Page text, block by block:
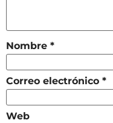
Nombre *
Correo electrónico *
Web